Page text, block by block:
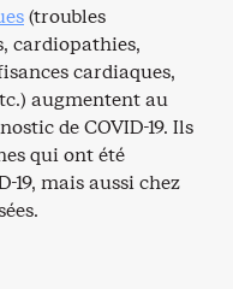
(troubles
cardiopathies,
cardiaques,
augmentent au
de COVID-19. Ils
qui ont été
19, mais aussi chez